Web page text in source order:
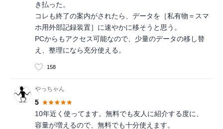
き払った。
コレも終了の案内がされたら、データを［私有物＝スマ
ホ用外部記録装置］に速やかに移そうと思う。
PCからもアクセス可能なので、少量のデータの移し替
え、整理になら充分使える。
158
やっちゃん
5
10年近く使ってます。無料でも友人に紹介する度に、
容量が増えるので、無料でも十分使えます。